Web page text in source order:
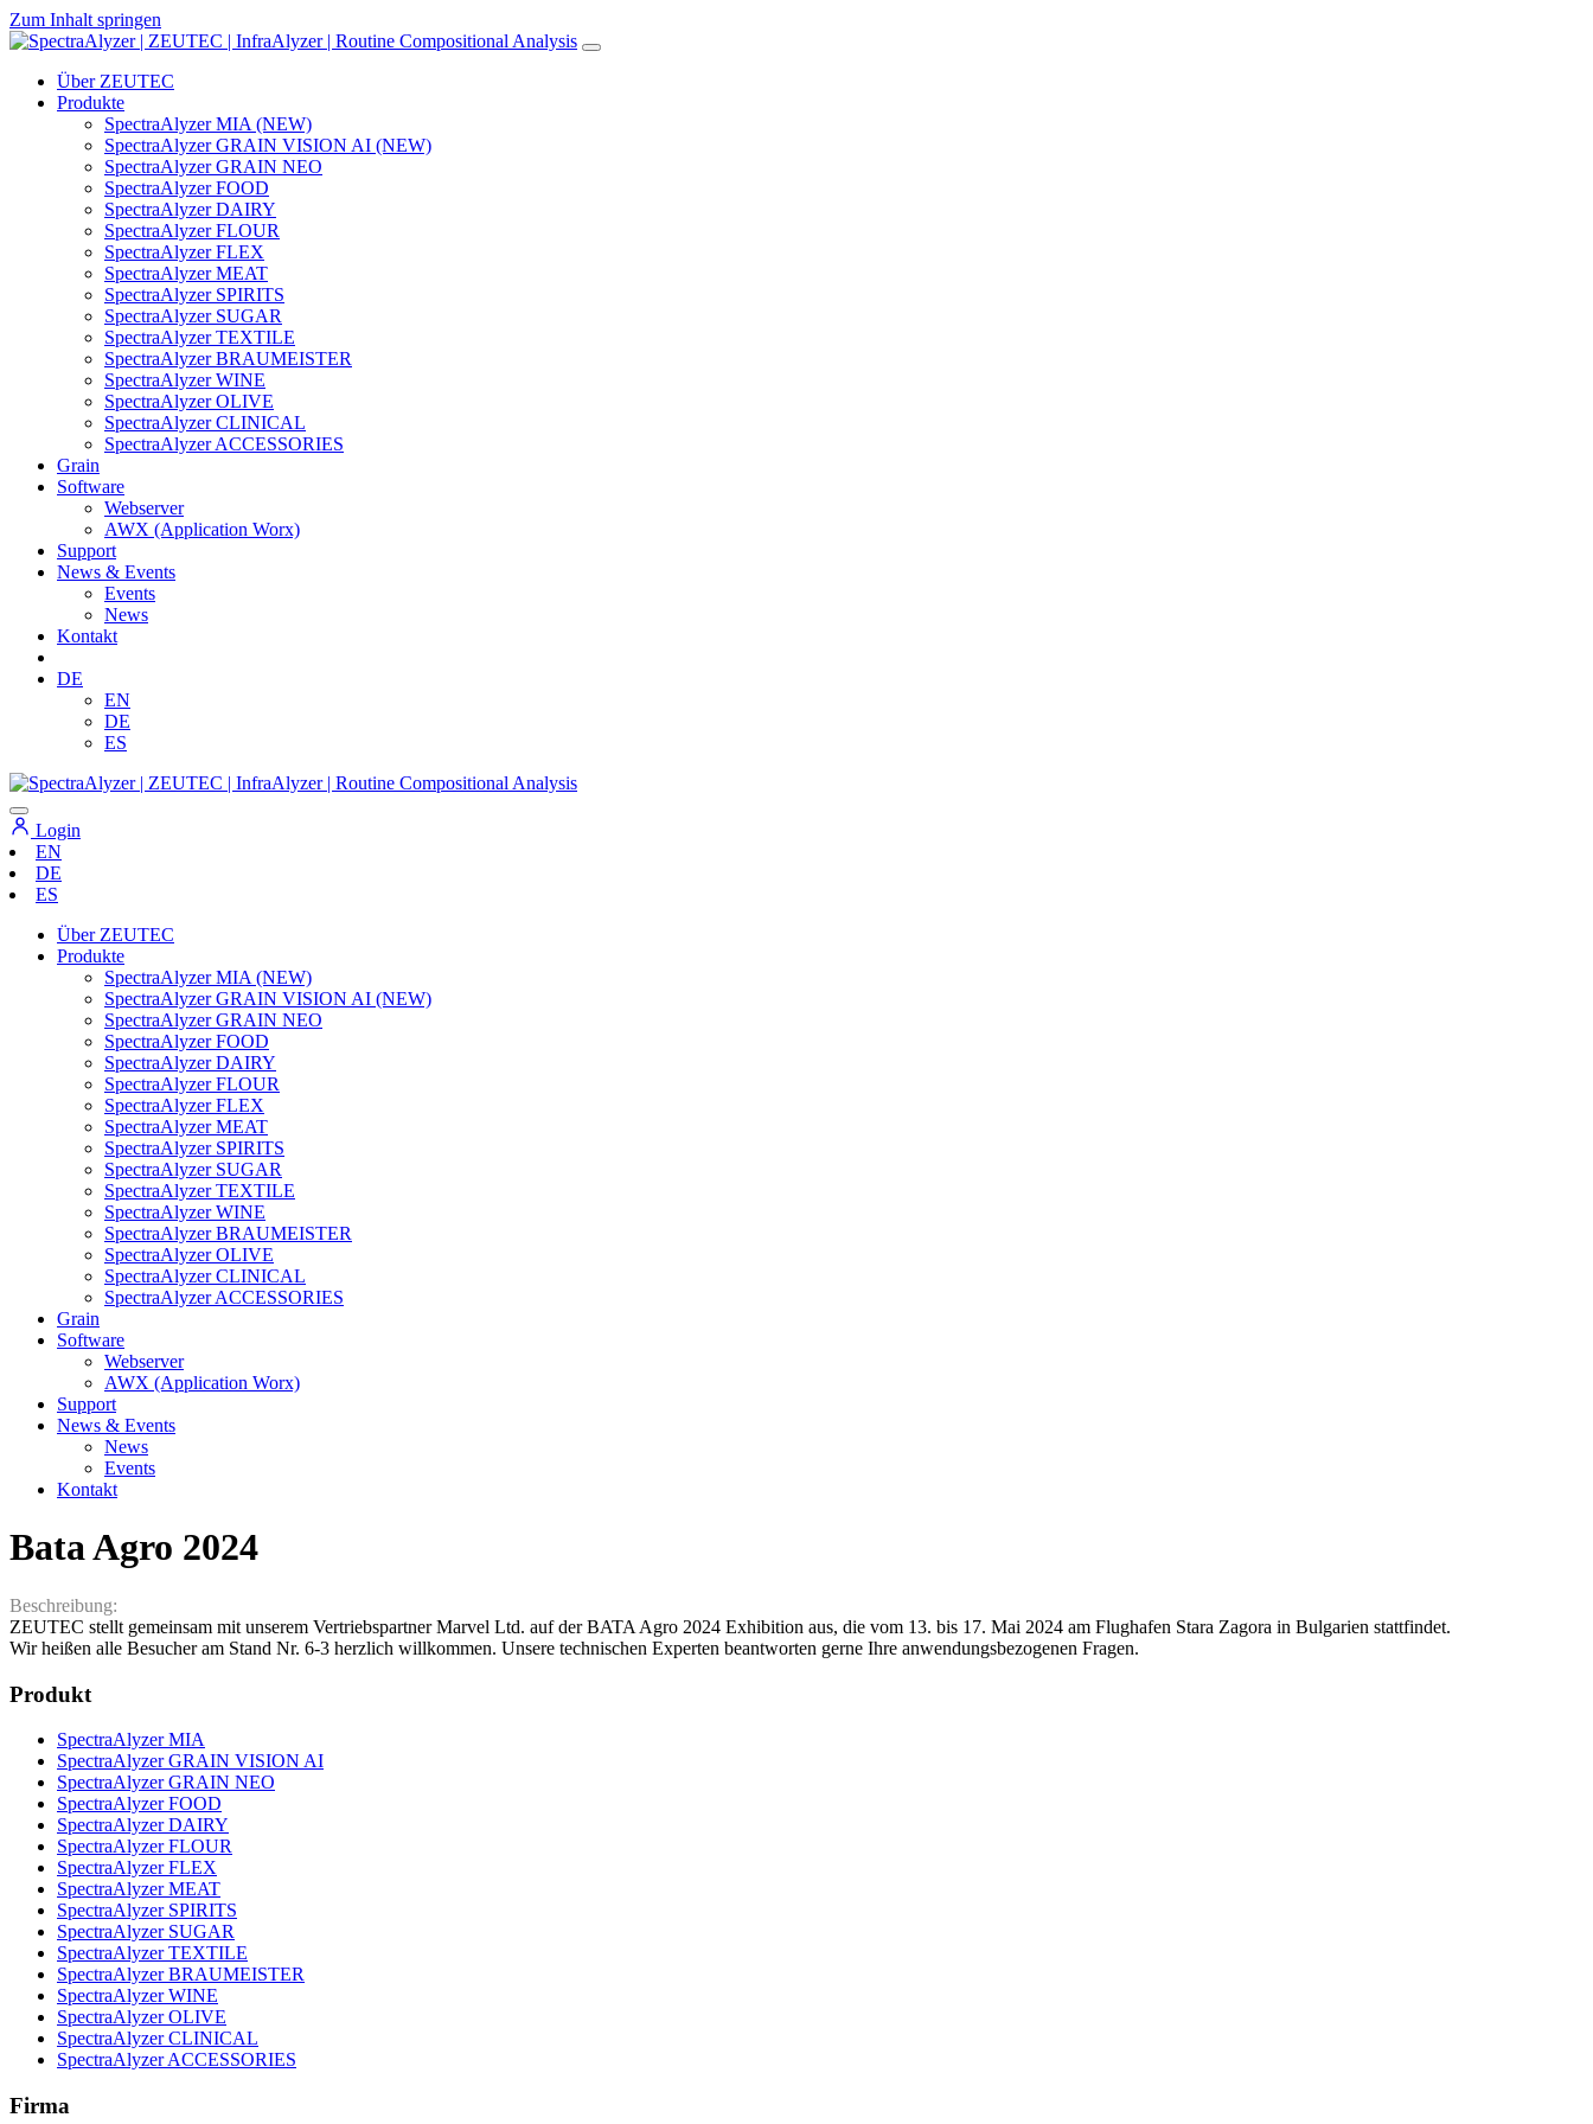
Zum Inhalt springen
Hauptnavigation
Über ZEUTEC
Produkte
SpectraAlyzer MIA (NEW)
SpectraAlyzer GRAIN VISION AI (NEW)
SpectraAlyzer GRAIN NEO
SpectraAlyzer FOOD
SpectraAlyzer DAIRY
SpectraAlyzer FLOUR
SpectraAlyzer FLEX
SpectraAlyzer MEAT
SpectraAlyzer SPIRITS
SpectraAlyzer SUGAR
SpectraAlyzer TEXTILE
SpectraAlyzer BRAUMEISTER
SpectraAlyzer WINE
SpectraAlyzer OLIVE
SpectraAlyzer CLINICAL
SpectraAlyzer ACCESSORIES
Grain
Software
Webserver
AWX (Application Worx)
Support
News & Events
Events
News
Kontakt
DE
EN
DE
ES
Login
EN
DE
ES
Über ZEUTEC
Produkte
SpectraAlyzer MIA (NEW)
SpectraAlyzer GRAIN VISION AI (NEW)
SpectraAlyzer GRAIN NEO
SpectraAlyzer FOOD
SpectraAlyzer DAIRY
SpectraAlyzer FLOUR
SpectraAlyzer FLEX
SpectraAlyzer MEAT
SpectraAlyzer SPIRITS
SpectraAlyzer SUGAR
SpectraAlyzer TEXTILE
SpectraAlyzer WINE
SpectraAlyzer BRAUMEISTER
SpectraAlyzer OLIVE
SpectraAlyzer CLINICAL
SpectraAlyzer ACCESSORIES
Grain
Software
Webserver
AWX (Application Worx)
Support
News & Events
News
Events
Kontakt
Bata Agro 2024
Beschreibung:
ZEUTEC stellt gemeinsam mit unserem Vertriebspartner Marvel Ltd. auf der BATA Agro 2024 Exhibition aus, die vom 13. bis 17. Mai 2024 am Flughafen Stara Zagora in Bulgarien stattfindet.
Wir heißen alle Besucher am Stand Nr. 6-3 herzlich willkommen. Unsere technischen Experten beantworten gerne Ihre anwendungsbezogenen Fragen.
Produkt
SpectraAlyzer MIA
SpectraAlyzer GRAIN VISION AI
SpectraAlyzer GRAIN NEO
SpectraAlyzer FOOD
SpectraAlyzer DAIRY
SpectraAlyzer FLOUR
SpectraAlyzer FLEX
SpectraAlyzer MEAT
SpectraAlyzer SPIRITS
SpectraAlyzer SUGAR
SpectraAlyzer TEXTILE
SpectraAlyzer BRAUMEISTER
SpectraAlyzer WINE
SpectraAlyzer OLIVE
SpectraAlyzer CLINICAL
SpectraAlyzer ACCESSORIES
Firma